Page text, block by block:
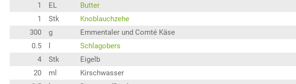
1 EL
Butter
1
Stk
Knoblauchzehe
300
g
Emmentaler und Comté Käse
0.5
Schlagobers
4
Stk
Eigelb
20
ml
Kirschwasser